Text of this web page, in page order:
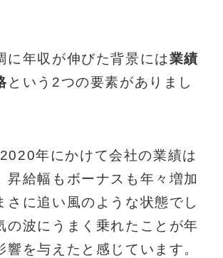
に年収が伸びた背景には業績
という2つの要素がありまし
年にかけて会社の業績は
昇給幅もボーナスも年々増加
さに追い風のような状態でし
の波にうまく乗れたことが年
響を与えたと感じています。